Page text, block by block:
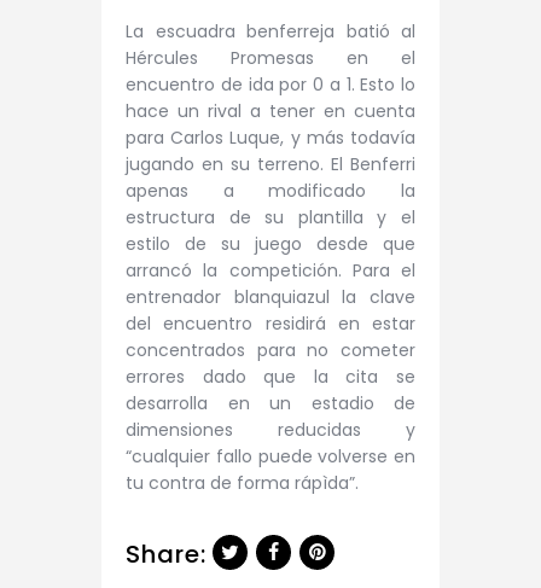
La escuadra benferreja batió al
Hércules Promesas en el
encuentro de ida por 0 a 1. Esto lo
hace un rival a tener en cuenta
para Carlos Luque, y más todavía
jugando en su terreno. El Benferri
apenas a modificado la
estructura de su plantilla y el
estilo de su juego desde que
arrancó la competición. Para el
entrenador blanquiazul la clave
del encuentro residirá en estar
concentrados para no cometer
errores dado que la cita se
desarrolla en un estadio de
dimensiones reducidas y
“cualquier fallo puede volverse en
tu contra de forma rápìda”.
Share: